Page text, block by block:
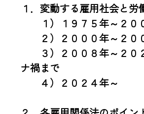
１．変動する雇用社会と労
１）１９７５年～２０
２）２０００年～２０
３）２００８年～２０
ナ禍まで
４）２０２４年～　　